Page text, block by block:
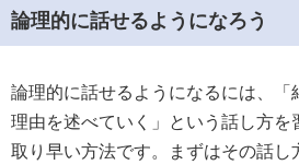
論理的に話せるようになろう
論理的に話せるようになるには、「
理由を述べていく」という話し方を
取り早い方法です。まずはその話し